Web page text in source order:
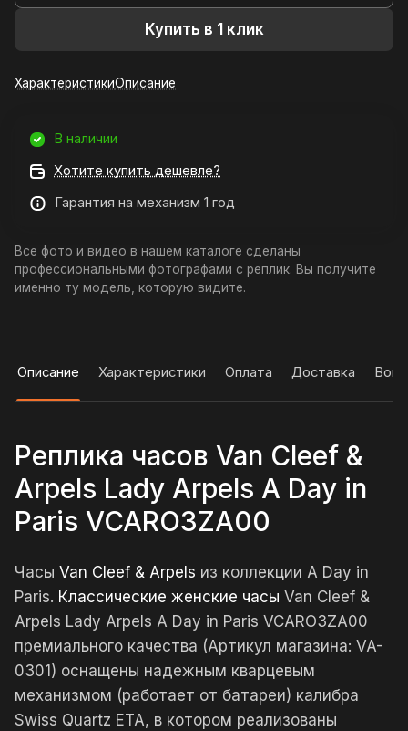
Купить в 1 клик
ХарактеристикиОписание
В наличии
Хотите купить дешевле?
Гарантия на механизм 1 год
Все фото и видео в нашем каталоге сделаны
профессиональными фотографами с реплик. Вы получите
именно ту модель, которую видите.
Описание Характеристики Оплата Доставка
Реплика часов Van Cleef &
Arpels Lady Arpels A Day in
Paris VCARO3ZA00
Часы Van Cleef & Arpels из коллекции A Day in
Paris. Классические женские часы Van Cleef &
Arpels Lady Arpels A Day in Paris VCARO3ZA00
премиального качества (Артикул магазина: VA-
0301) оснащены надежным кварцевым
механизмом (работает от батареи) калибра
Swiss Quartz ETA, в котором реализованы